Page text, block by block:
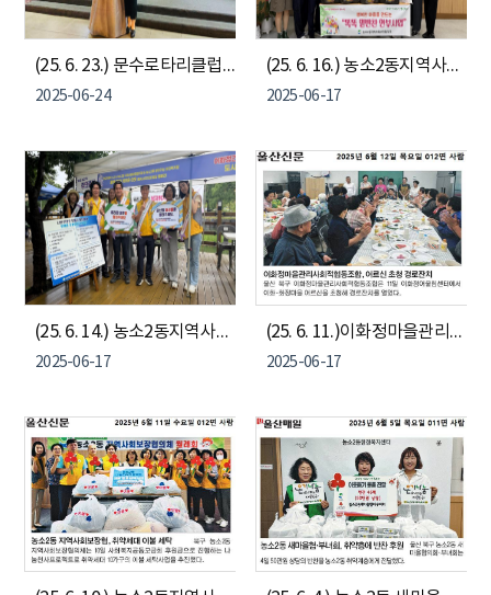
(25. 6. 23.) 문수로타리클럽 회장 이취임식 기념 농소2동 취약계층 어르신 후원금 전달
2025-06-24
(25. 6. 16.) 농소2동지역사회보장협의체, 똑똑 밑반찬 안부사업
2025-06-17
(25. 6. 14.) 농소2동지역사회보장협의체, 복지사각지대 발굴 퀴즈 이벤트 및 캠페인
2025-06-17
(25. 6. 11.)이화정마을관리사회적협동조합, 어르신 초청 경로잔치
2025-06-17